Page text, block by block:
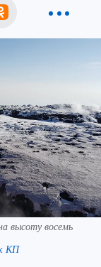
высоту восемь
КП